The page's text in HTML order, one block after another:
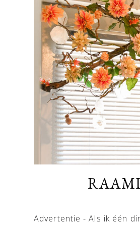
Advertentie - Als ik één